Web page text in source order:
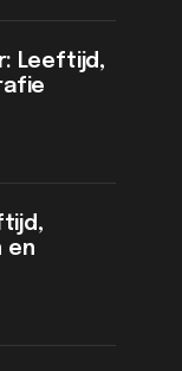
Leeftijd,
en